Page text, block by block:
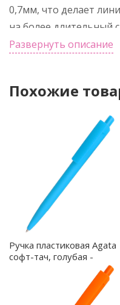
0,7мм, что делает
на более длительный
Развернуть описание
Похожие
Ручка пластиковая Agata
софт-тач, голубая -